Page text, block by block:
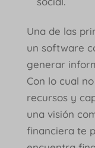
Una de las
un software
generar
Con lo cual
recursos y
una visión
financiera te